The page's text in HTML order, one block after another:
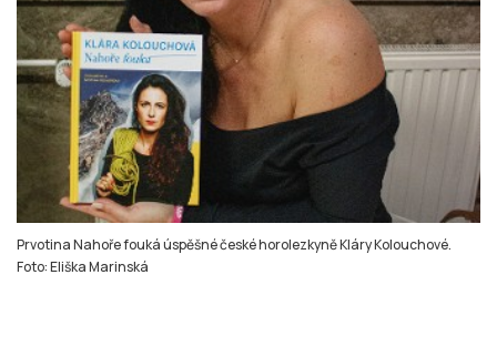
Prvotina Nahoře fouká úspěšné české horolezkyně Kláry Kolouchové.
Foto: Eliška Marinská